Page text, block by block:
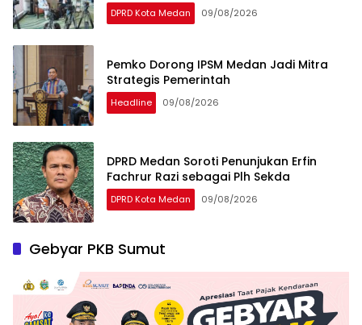
DPRD Kota Medan 09/08/2026
Pemko Dorong IPSM Medan Jadi Mitra
Strategis Pemerintah
Headline 09/08/2026
DPRD Medan Soroti Penunjukan Erfin
Fachrur Razi sebagai Plh Sekda
DPRD Kota Medan 09/08/2026
Gebyar PKB Sumut